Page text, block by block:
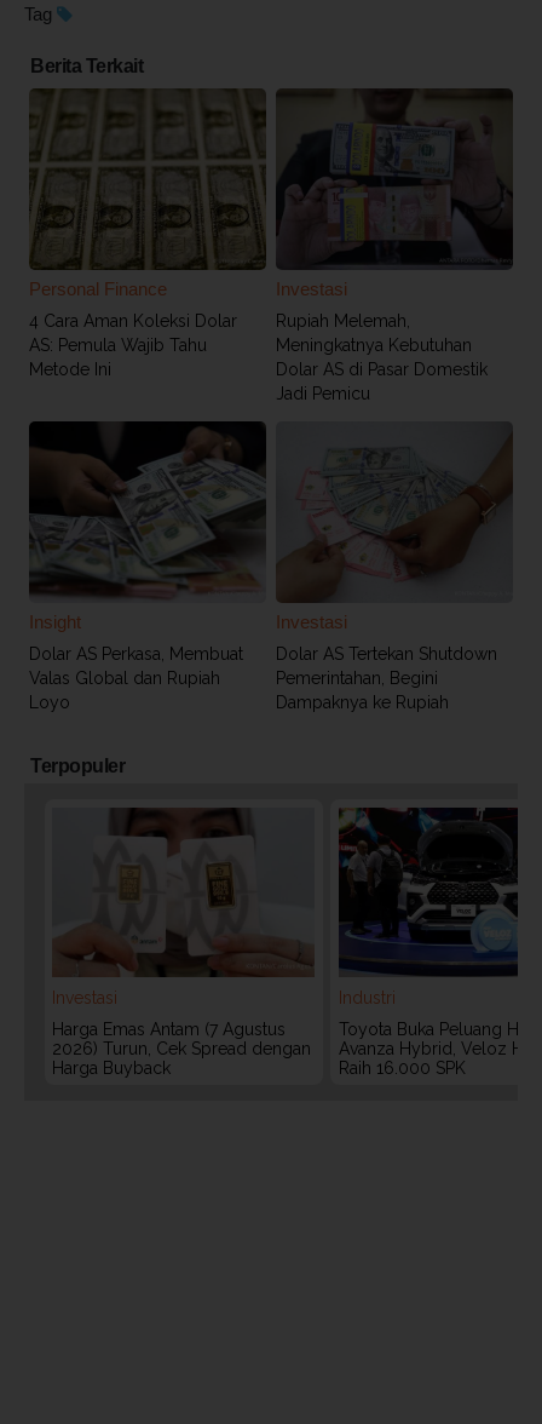
Tag
Berita Terkait
Personal Finance
4 Cara Aman Koleksi Dolar
AS: Pemula Wajib Tahu
Metode Ini
Investasi
Rupiah Melemah,
Meningkatnya Kebutuhan
Dolar AS di Pasar Domestik
Jadi Pemicu
Insight
Dolar AS Perkasa, Membuat
Valas Global dan Rupiah
Loyo
Investasi
Dolar AS Tertekan Shutdown
Pemerintahan, Begini
Dampaknya ke Rupiah
Terpopuler
Investasi
Harga Emas Antam (7 Agustus
2026) Turun, Cek Spread dengan
Harga Buyback
Industri
Toyota Buka Peluang
Avanza Hybrid, Veloz
Raih 16.000 SPK